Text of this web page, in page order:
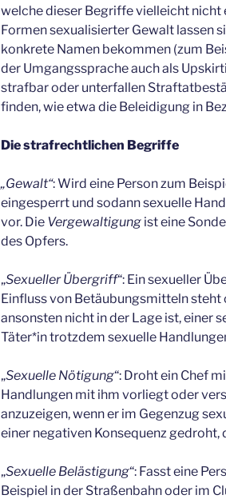
welche dieser Begriffe vielleicht
Formen sexualisierter Gewalt lassen
konkrete Namen bekommen (zum
der Umgangssprache auch als
strafbar oder unterfallen
finden, wie etwa die Beleidigung in
Die strafrechtlichen Begriffe
„Gewalt“: Wird eine Person zum
eingesperrt und sodann sexuelle
vor. Die Vergewaltigung ist eine
des Opfers.
„Sexueller Übergriff“: Ein sexueller
Einfluss von Betäubungsmitteln
ansonsten nicht in der Lage ist, einer
Täter*in trotzdem sexuelle
„Sexuelle Nötigung“: Droht ein Chef
Handlungen mit ihm vorliegt oder
anzuzeigen, wenn er im Gegenzug
einer negativen Konsequenz gedroht,
„Sexuelle Belästigung“: Fasst eine
Beispiel in der Straßenbahn oder im